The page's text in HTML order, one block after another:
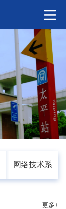
网络技术系
更多+